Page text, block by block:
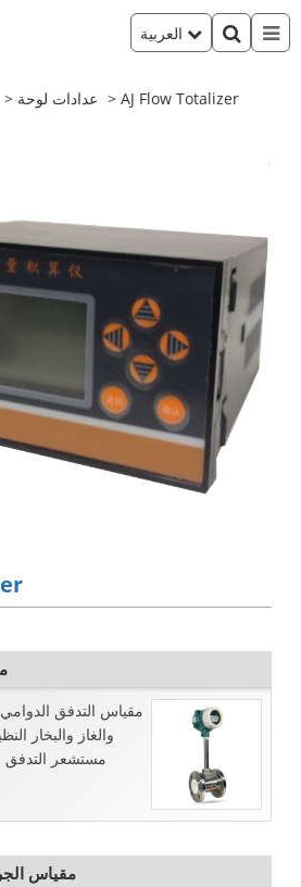
عدادات لوحة AJ Flow Totalizer
مقياس التدفق
والغاز والبخار
مستشعر
مقياس